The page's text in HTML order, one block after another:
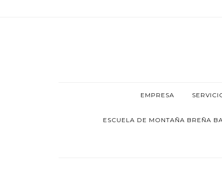
EMPRESA
ESCUELA DE MONTAÑA BREÑA